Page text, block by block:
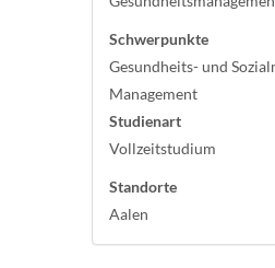
Schwerpunkte
Gesundheits- und
Management
Studienart
Vollzeitstudium
Standorte
Aalen